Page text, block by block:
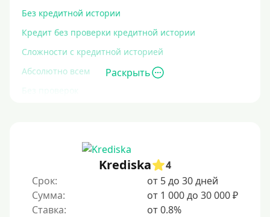
Без кредитной истории
Кредит без проверки кредитной истории
Сложности с кредитной историей
Абсолютно всем
Без проверок
На карту без отказа
Залог
Раскрыть
Krediska
4
Срок:
от 5 до 30 дней
Сумма:
от 1 000 до 30 000 ₽
Ставка:
от 0.8%